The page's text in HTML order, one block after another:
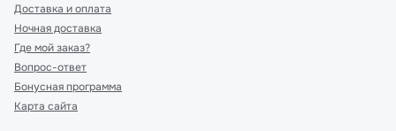
Доставка и оплата
Ночная доставка
Где мой заказ?
Вопрос-ответ
Бонусная программа
Карта сайта